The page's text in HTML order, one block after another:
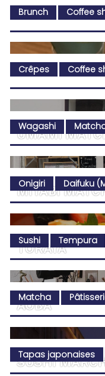
UMAMI
Brunch Coffee
MIYABI
Crêpes Coffee
TORAYA
Wagashi
AOBA
Onigiri Daifuku
SUSHI
Sushi Tempura
Matcha
Tapas japonaises